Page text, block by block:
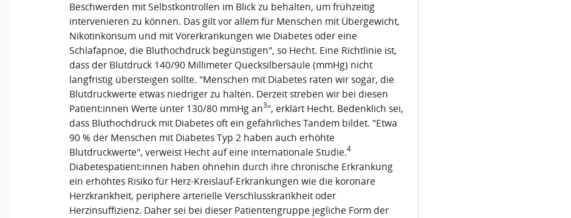
Beschwerden mit Selbstkontrollen im Blick zu behalten, um frühzeitig
intervenieren zu können. Das gilt vor allem für Menschen mit Übergewicht,
Nikotinkonsum und mit Vorerkrankungen wie Diabetes oder eine
Schlafapnoe, die Bluthochdruck begünstigen", so Hecht. Eine Richtlinie ist,
dass der Blutdruck 140/90 Millimeter Quecksilbersäule (mmHg) nicht
langfristig übersteigen sollte. "Menschen mit Diabetes raten wir sogar, die
Blutdruckwerte etwas niedriger zu halten. Derzeit streben wir bei diesen
Patient:innen Werte unter 130/80 mmHg an3", erklärt Hecht. Bedenklich sei,
dass Bluthochdruck mit Diabetes oft ein gefährliches Tandem bildet. "Etwa
90 % der Menschen mit Diabetes Typ 2 haben auch erhöhte
Blutdruckwerte", verweist Hecht auf eine internationale Studie.4
Diabetespatient:innen haben ohnehin durch ihre chronische Erkrankung
ein erhöhtes Risiko für Herz-Kreislauf-Erkrankungen wie die koronare
Herzkrankheit, periphere arterielle Verschlusskrankheit oder
Herzinsuffizienz. Daher sei bei dieser Patientengruppe jegliche Form der